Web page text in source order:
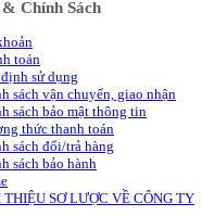
Chính Sách
toán
sử dụng
sách vận chuyển, giao nhận
sách bảo mật thông tin
thức thanh toán
sách đổi/trả hàng
sách bảo hành
THIỆU SƠ LƯỢC VỀ CÔNG TY